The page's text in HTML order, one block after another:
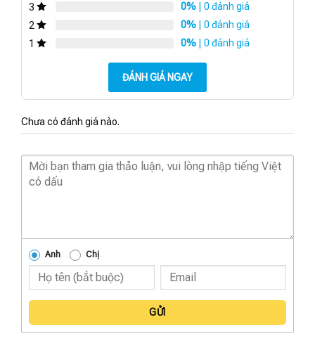
3
0% | 0 đánh giá
2
0% | 0 đánh giá
1
0% | 0 đánh giá
ĐÁNH GIÁ NGAY
Chưa có đánh giá nào.
Anh Chị
GỬI